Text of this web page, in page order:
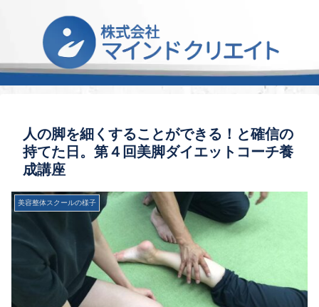
人の脚を細くすることができる！と確信の
持てた日。第４回美脚ダイエットコーチ養
成講座
美容整体スクールの様子